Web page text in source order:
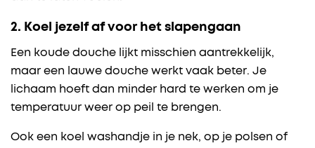
2. Koel jezelf af voor het slapengaan
Een koude douche lijkt misschien aantrekkelijk,
maar een lauwe douche werkt vaak beter. Je
lichaam hoeft dan minder hard te werken om je
temperatuur weer op peil te brengen.
Ook een koel washandje in je nek, op je polsen of